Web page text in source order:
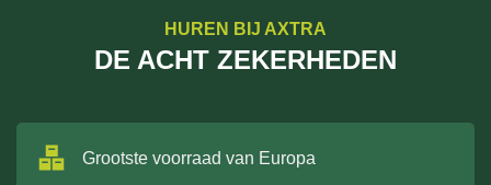
HUREN BIJ AXTRA
DE ACHT ZEKERHEDEN
Grootste voorraad van Europa